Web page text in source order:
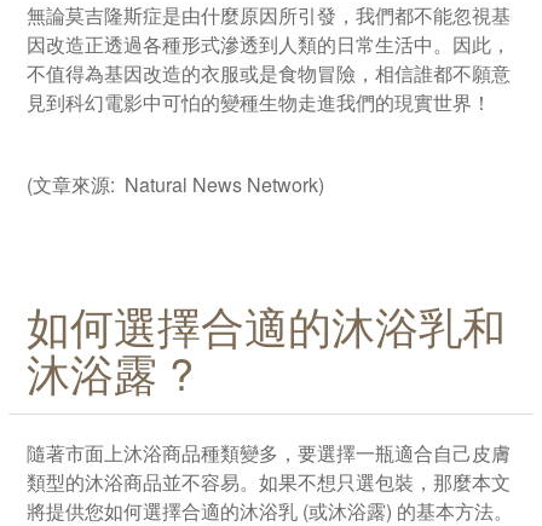
無論莫吉隆斯症是由什麼原因所引發，我們都不能忽視基
因改造正透過各種形式滲透到人類的日常生活中。因此，
不值得為基因改造的衣服或是食物冒險，相信誰都不願意
見到科幻電影中可怕的變種生物走進我們的現實世界！
(文章來源: Natural News Network)
如何選擇合適的沐浴乳和
沐浴露 ?
隨著市面上沐浴商品種類變多，要選擇一瓶適合自己皮膚
類型的沐浴商品並不容易。如果不想只選包裝，那麼本文
將提供您如何選擇合適的沐浴乳 (或沐浴露) 的基本方法。